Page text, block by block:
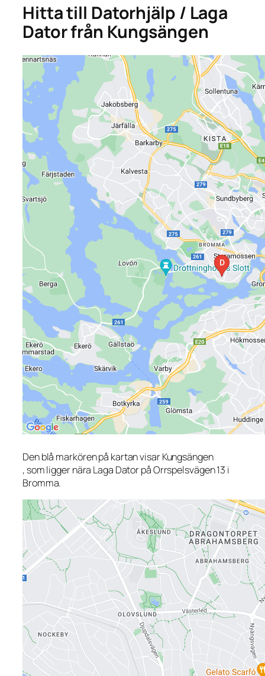
Hitta till Datorhjälp / Laga
Dator från Kungsängen
Den blå markören på kartan visar Kungsängen
, som ligger nära Laga Dator på Orrspelsvägen 13 i
Bromma.